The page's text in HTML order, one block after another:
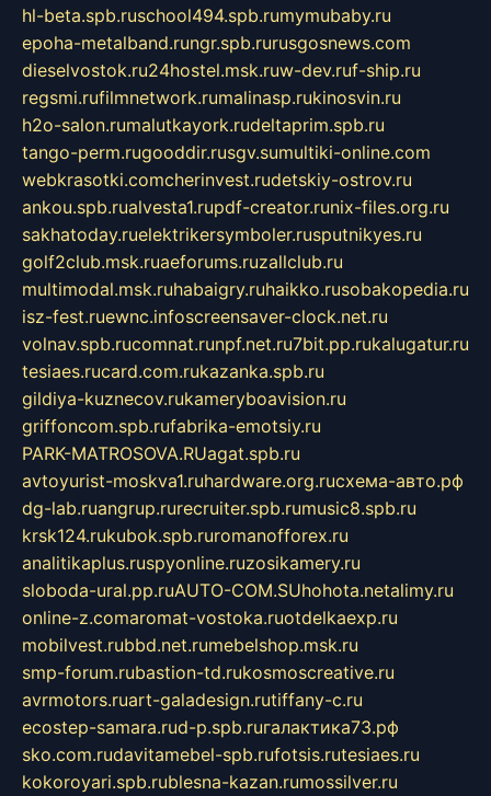
hl-beta.spb.ruschool494.spb.rumymubaby.ru
epoha-metalband.rungr.spb.rurusgosnews.com
dieselvostok.ru24hostel.msk.ruw-dev.ruf-ship.ru
regsmi.rufilmnetwork.rumalinasp.rukinosvin.ru
h2o-salon.rumalutkayork.rudeltaprim.spb.ru
tango-perm.rugooddir.rusgv.sumultiki-online.com
webkrasotki.comcherinvest.rudetskiy-ostrov.ru
ankou.spb.rualvesta1.rupdf-creator.runix-files.org.ru
sakhatoday.ruelektrikersymboler.rusputnikyes.ru
golf2club.msk.ruaeforums.ruzallclub.ru
multimodal.msk.ruhabaigry.ruhaikko.rusobakopedia.ru
isz-fest.ruewnc.infoscreensaver-clock.net.ru
volnav.spb.rucomnat.runpf.net.ru7bit.pp.rukalugatur.ru
tesiaes.rucard.com.rukazanka.spb.ru
gildiya-kuznecov.rukameryboavision.ru
griffoncom.spb.rufabrika-emotsiy.ru
PARK-MATROSOVA.RUagat.spb.ru
avtoyurist-moskva1.ruhardware.org.ruсхема-авто.рф
dg-lab.ruangrup.rurecruiter.spb.rumusic8.spb.ru
krsk124.rukubok.spb.ruromanofforex.ru
analitikaplus.ruspyonline.ruzosikamery.ru
sloboda-ural.pp.ruAUTO-COM.SUhohota.netalimy.ru
online-z.comaromat-vostoka.ruotdelkaexp.ru
mobilvest.rubbd.net.rumebelshop.msk.ru
smp-forum.rubastion-td.rukosmoscreative.ru
avrmotors.ruart-galadesign.rutiffany-c.ru
ecostep-samara.rud-p.spb.ruгалактика73.рф
sko.com.rudavitamebel-spb.rufotsis.rutesiaes.ru
kokoroyari.spb.rublesna-kazan.rumossilver.ru